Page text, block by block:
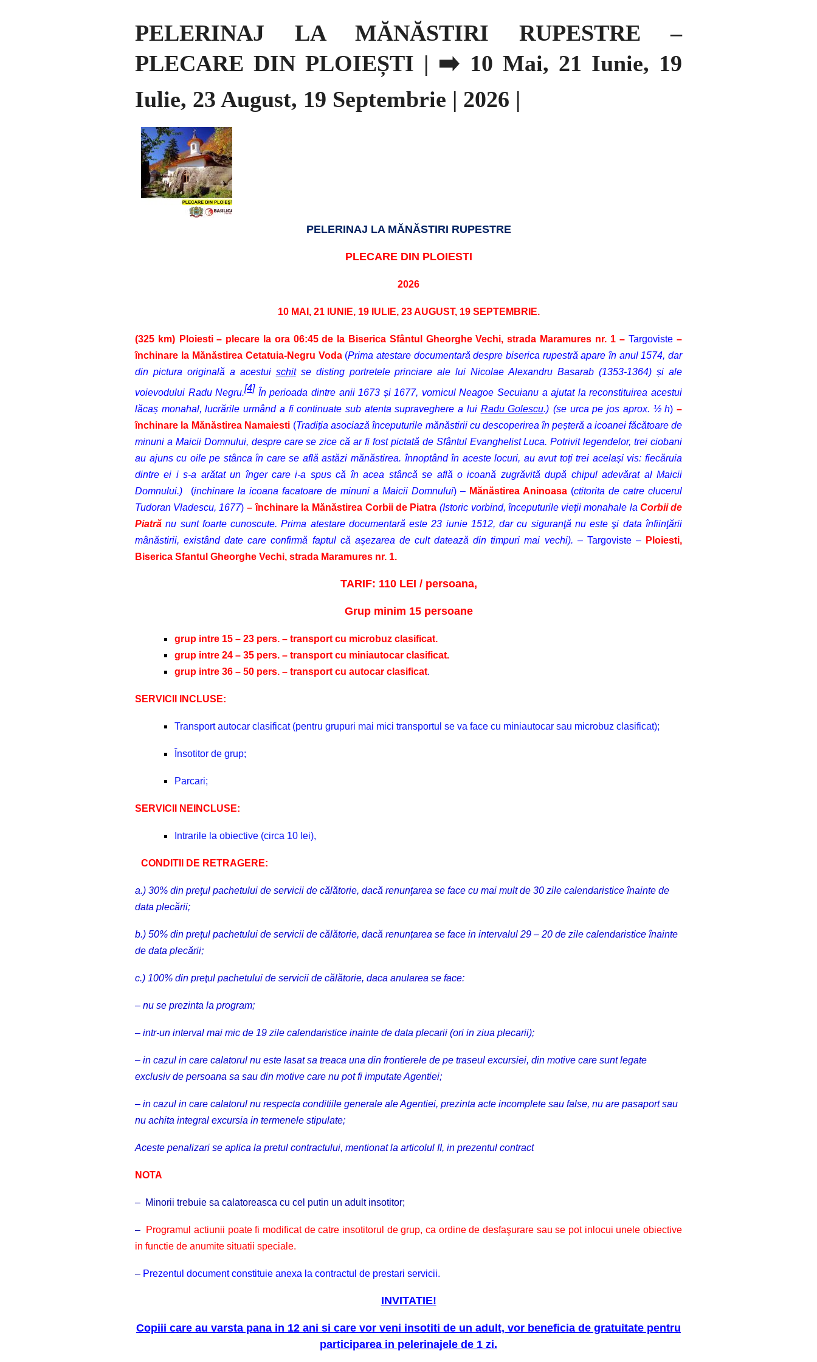
PELERINAJ LA MĂNĂSTIRI RUPESTRE –
PLECARE DIN PLOIEȘTI | ➡️ 10 Mai, 21 Iunie, 19
Iulie, 23 August, 19 Septembrie | 2026 |
PELERINAJ LA MĂNĂSTIRI RUPESTRE
PLECARE DIN PLOIESTI
2026
10 MAI, 21 IUNIE, 19 IULIE, 23 AUGUST, 19 SEPTEMBRIE.
(325 km) Ploiesti– plecare la ora 06:45 de la Biserica Sfântul Gheorghe Vechi, strada Maramures nr. 1 – Targoviste–
închinare la Mănăstirea Cetatuia-Negru Voda(Prima atestare documentară despre biserica rupestră apare în anul 1574, dar
din pictura originală a acestui schitse disting portretele princiare ale lui Nicolae Alexandru Basarab (1353-1364) și ale
voievodului Radu Negru.[4] În perioada dintre anii 1673 și 1677, vornicul Neagoe Secuianu a ajutat la reconstituirea acestui
lăcaș monahal, lucrările urmând a fi continuate sub atenta supraveghere a lui Radu Golescu.) (se urca pe jos aprox. ½ h)–
închinare la Mănăstirea Namaiesti (Tradiția asociază începuturile mănăstirii cu descoperirea în peșteră a icoanei făcătoare de
minuni a Maicii Domnului, despre care se zice că ar fi fost pictată de Sfântul Evanghelist Luca. Potrivit legendelor, trei ciobani
au ajuns cu oile pe stânca în care se află astăzi mănăstirea. înnoptând în aceste locuri, au avut toți trei același vis: fiecăruia
dintre ei i s-a arătat un înger care i-a spus că în acea stâncă se află o icoană zugrăvită după chipul adevărat al Maicii
Domnului.)
(inchinare la icoana facatoare de minuni a Maicii Domnului) – Mănăstirea Aninoasa (ctitorita de catre clucerul
Tudoran Vladescu, 1677) – închinare la Mănăstirea Corbii de Piatra (Istoric vorbind, începuturile vieţii monahale la Corbii de
Piatră nu sunt foarte cunoscute. Prima atestare documentară este 23 iunie 1512, dar cu siguranţă nu este şi data înfiinţării
mânăstirii, existând date care confirmă faptul că aşezarea de cult datează din timpuri mai vechi). – Targoviste –Ploiesti,
Biserica Sfantul Gheorghe Vechi, strada Maramures nr. 1.
TARIF: 110 LEI / persoana,
Grup minim 15 persoane
grup intre 15 – 23 pers. – transport cu microbuz clasificat.
grup intre 24 – 35 pers. – transport cu miniautocar clasificat.
grup intre 36 – 50 pers. – transport cu autocar clasificat.
SERVICII INCLUSE:
Transport autocar clasificat (pentru grupuri mai mici transportul se va face cu miniautocar sau microbuz clasificat);
Însotitor de grup;
Parcari;
SERVICII NEINCLUSE:
Intrarile la obiective (circa 10 lei),
CONDITII DE RETRAGERE:
a.) 30% din preţul pachetului de servicii de călătorie, dacă renunţarea se face cu mai mult de 30 zile calendaristice înainte de
data plecării;
b.) 50% din preţul pachetului de servicii de călătorie, dacă renunţarea se face in intervalul 29 – 20 de zile calendaristice înainte
de data plecării;
c.) 100% din preţul pachetului de servicii de călătorie, daca anularea se face:
– nu se prezinta la program;
– intr-un interval mai mic de 19 zile calendaristice inainte de data plecarii (ori in ziua plecarii);
– in cazul in care calatorul nu este lasat sa treaca una din frontierele de pe traseul excursiei, din motive care sunt legate
exclusiv de persoana sa sau din motive care nu pot fi imputate Agentiei;
– in cazul in care calatorul nu respecta conditiile generale ale Agentiei, prezinta acte incomplete sau false, nu are pasaport sau
nu achita integral excursia in termenele stipulate;
Aceste penalizari se aplica la pretul contractului, mentionat la articolul II, in prezentul contract
NOTA
– Minorii trebuie sa calatoreasca cu cel putin un adult insotitor;
–
Programul actiunii poate fi modificat de catre insotitorul de grup, ca ordine de desfaşurare sau se pot inlocui unele obiective
in functie de anumite situatii speciale.
– Prezentul document constituie anexa la contractul de prestari servicii.
INVITATIE!
Copiii care au varsta pana in 12 ani si care vor veni insotiti de un adult, vor beneficia de gratuitate pentru
participarea in pelerinajele de 1 zi.